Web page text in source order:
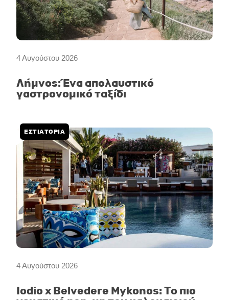
4 Αυγούστου 2026
Λήμνος: Ένα απολαυστικό
γαστρονομικό ταξίδι
4 Αυγούστου 2026
ΕΣΤΙΑΤΟΡΙΑ
Iodio x Belvedere Mykonos: Το πιο